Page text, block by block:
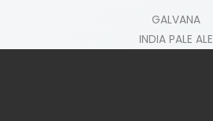
GALVANA
INDIA PALE ALE